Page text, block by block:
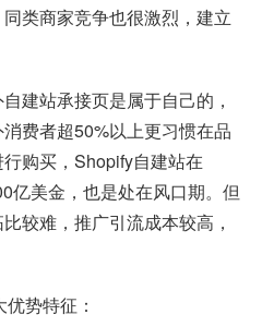
类商家竞争也很激烈，建立
建站承接页是属于自己的，
费者超50%以上更习惯在品
购买，Shopify自建站在
亿美金，也是处在风口期。但
较难，推广引流成本较高，
势特征：